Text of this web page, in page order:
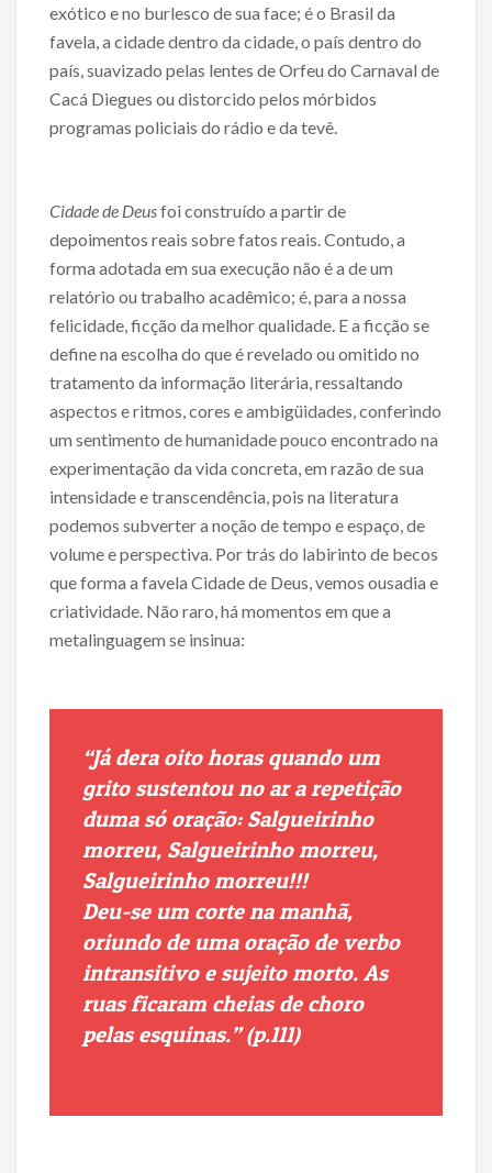
exótico e no burlesco de sua face; é o Brasil da
favela, a cidade dentro da cidade, o país dentro do
país, suavizado pelas lentes de Orfeu do Carnaval de
Cacá Diegues ou distorcido pelos mórbidos
programas policiais do rádio e da tevê.
Cidade de Deusfoi construído a partir de
depoimentos reais sobre fatos reais. Contudo, a
forma adotada em sua execução não é a de um
relatório ou trabalho acadêmico; é, para a nossa
felicidade, ficção da melhor qualidade. E a ficção se
define na escolha do que é revelado ou omitido no
tratamento da informação literária, ressaltando
aspectos e ritmos, cores e ambigüidades, conferindo
um sentimento de humanidade pouco encontrado na
experimentação da vida concreta, em razão de sua
intensidade e transcendência, pois na literatura
podemos subverter a noção de tempo e espaço, de
volume e perspectiva. Por trás do labirinto de becos
que forma a favela Cidade de Deus, vemos ousadia e
criatividade. Não raro, há momentos em que a
metalinguagem se insinua:
“Já dera oito horas quando um
grito sustentou no ar a repetição
duma só oração: Salgueirinho
morreu, Salgueirinho morreu,
Salgueirinho morreu!!!
Deu-se um corte na manhã,
oriundo de uma oração de verbo
intransitivo e sujeito morto. As
ruas ficaram cheias de choro
pelas esquinas.” (p.111)